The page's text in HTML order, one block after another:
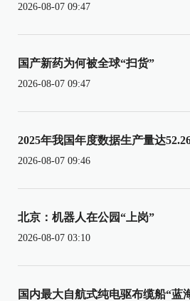
2026-08-07 09:47
国产新药为何被全球“扫货”
2026-08-07 09:47
2025年我国年度数据生产量达
2026-08-07 09:46
北京：机器人在公园“上岗”
2026-08-07 03:10
国内最大自航式纯电驱布缆船“蓝